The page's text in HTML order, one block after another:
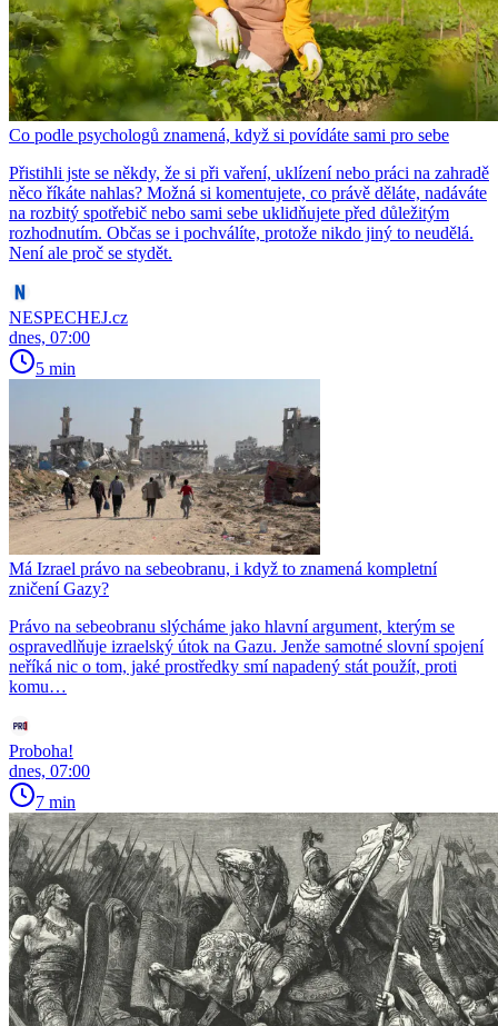
Co podle psychologů znamená, když si povídáte sami pro sebe
Přistihli jste se někdy, že si při vaření, uklízení nebo práci na zahradě
něco říkáte nahlas? Možná si komentujete, co právě děláte, nadáváte
na rozbitý spotřebič nebo sami sebe uklidňujete před důležitým
rozhodnutím. Občas se i pochválíte, protože nikdo jiný to neudělá.
Není ale proč se stydět.
NESPECHEJ.cz
dnes, 07:00
5 min
Má Izrael právo na sebeobranu, i když to znamená kompletní
zničení Gazy?
Právo na sebeobranu slýcháme jako hlavní argument, kterým se
ospravedlňuje izraelský útok na Gazu. Jenže samotné slovní spojení
neříká nic o tom, jaké prostředky smí napadený stát použít, proti
komu…
Proboha!
dnes, 07:00
7 min